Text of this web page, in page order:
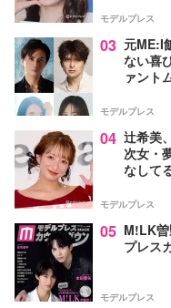
モデルプレス
03 元ME:I
ない喜
ァント
モデルプレス
04 辻希美
次女・
なして
モデルプレス
05 M!LK
プレス
モデルプレス